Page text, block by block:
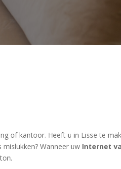
of kantoor. Heeft u in Lisse te
Wanneer uw Internet